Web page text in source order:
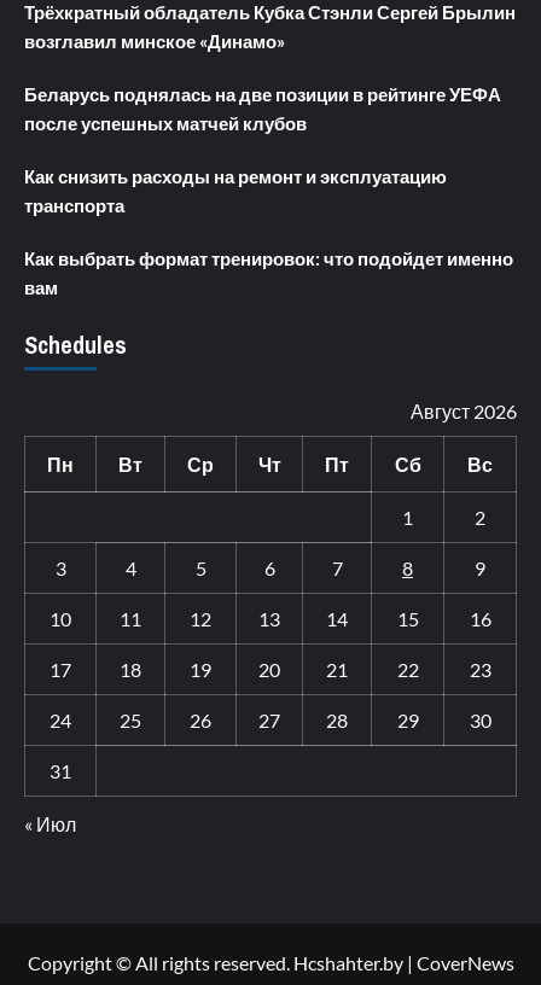
Трёхкратный обладатель Кубка Стэнли Сергей Брылин
возглавил минское «Динамо»
Беларусь поднялась на две позиции в рейтинге УЕФА
после успешных матчей клубов
Как снизить расходы на ремонт и эксплуатацию
транспорта
Как выбрать формат тренировок: что подойдет именно
вам
Schedules
Август 2026
Пн Вт Ср Чт Пт Сб Вс
1 2
3 4 5 6 7 8 9
10 11 12 13 14 15 16
17 18 19 20 21 22 23
24 25 26 27 28 29 30
31
« Июл
Copyright © All rights reserved. Hcshahter.by | CoverNews